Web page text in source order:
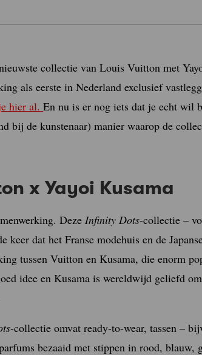
collectie van Louis Vuitton met
als eerste in Nederland exclusief
hier al. En nu is er nog iets dat je echt wil
bij de kunstenaar) manier waarop de
x Yayoi Kusama
Deze Infinity Dots-collectie –
keer dat het Franse modehuis en de
tussen Vuitton en Kusama, die enorm
idee en Kusama is wereldwijd geliefd
-collectie omvat ready-to-wear, tassen –
bezaaid met stippen in rood,